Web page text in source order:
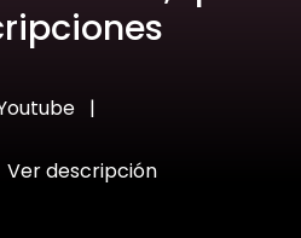
|
Ver descripción